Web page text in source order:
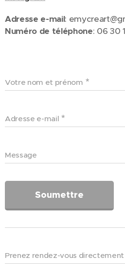
Adresse e-mail:
Numéro de téléphone: 06 30
Votre nom et prénom
Adresse e-mail
Message
Soumettre
Prenez rendez-vous